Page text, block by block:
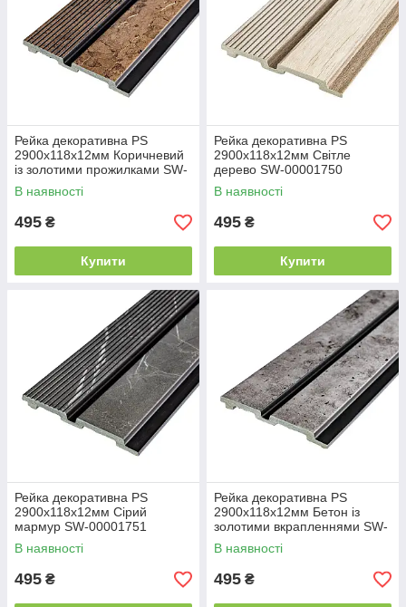
Рейка декоративна PS
2900х118х12мм Коричневий
із золотими прожилками SW-
00001749
В наявності
495 ₴
Купити
Рейка декоративна PS
2900х118х12мм Світле
дерево SW-00001750
В наявності
495 ₴
Купити
Рейка декоративна PS
2900х118х12мм Сірий
мармур SW-00001751
В наявності
495 ₴
Рейка декоративна PS
2900х118х12мм Бетон із
золотими вкрапленнями SW-
00001752
В наявності
495 ₴